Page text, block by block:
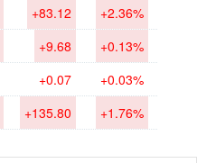
+83.12 +2.36%
+9.68 +0.13%
+0.07 +0.03%
+135.80 +1.76%